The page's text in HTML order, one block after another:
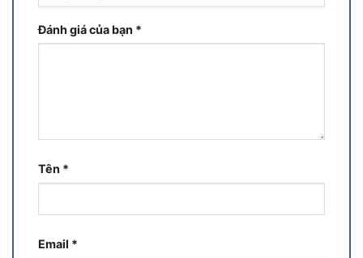
Đánh giá của bạn *
Tên *
Email *